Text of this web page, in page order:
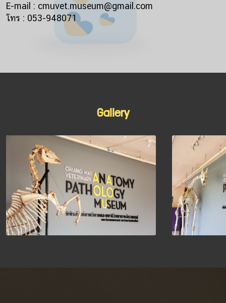
E-mail : cmuvet.museum@gmail.com
โทร : 053-948071
Gallery